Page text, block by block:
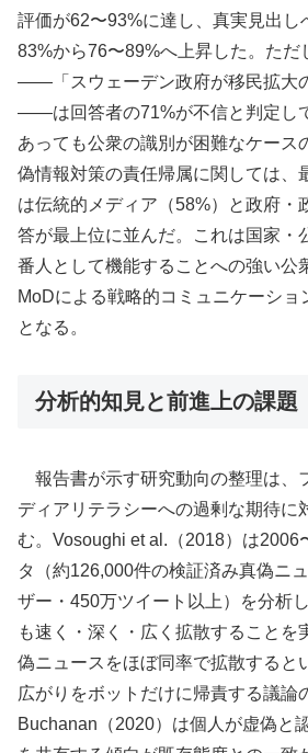
評価が62〜93%に達し、真実見出し
83%から76〜89%へ上昇した。ただ
——「スウェーデン政府が移民拡大
——は回答者の71%が不信と判定し
あっても公衆の識別が困難なケース
偽情報対策の責任帰属に関しては、
は伝統的メディア（58%）と政府・
答が最上位に並んだ。これは国家・
番人として機能することへの強い公
MoDによる戦略的コミュニケーショ
となる。
分析的知見と前進上の課題
報告書が示す研究動向の整理は、
ディアリテラシーへの過剰な期待に
む。Vosoughi et al.（2018）は2006
タ（約126,000件の検証済み真偽ニ
ザー・450万ツイート以上）を分析
も速く・深く・広く拡散することを
偽ニュースをほぼ同率で拡散すると
広がりをボットだけに帰責する議論
Buchanan（2020）は個人が虚偽と